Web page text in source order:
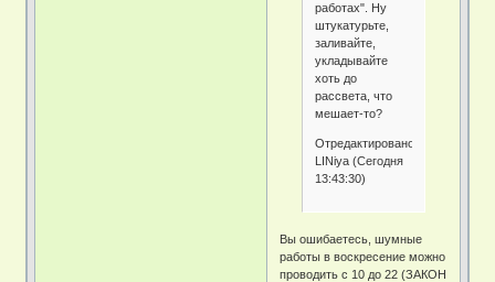
работах". Ну
штукатурьте,
заливайте,
укладывайте
хоть до
рассвета, что
мешает-то?
Отредактировано
LINiya (Сегодня
13:43:30)
Вы ошибаетесь, шумные
работы в воскресение можно
проводить с 10 до 22 (ЗАКОН